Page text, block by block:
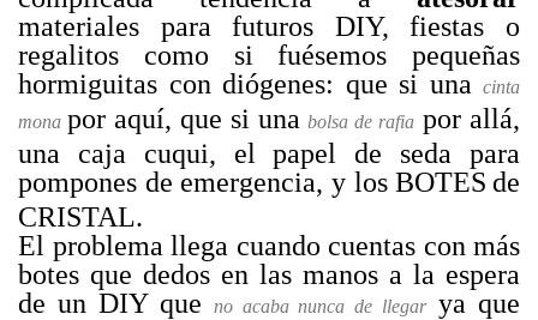
materiales para futuros DIY, fiestas o
regalitos como si fuésemos pequeñas
hormiguitas con diógenes: que si una
cinta
mona por aquí, que si unabolsa de rafia por allá,
una caja cuqui, el papel de seda para
pompones de emergencia, y los BOTES de
CRISTAL.
El problema llega cuando cuentas con más
botes que dedos en las manos a la espera
de un DIY que
no acaba nunca de llegarya que